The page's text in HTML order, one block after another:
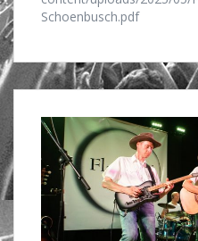
Schoenbusch.pdf